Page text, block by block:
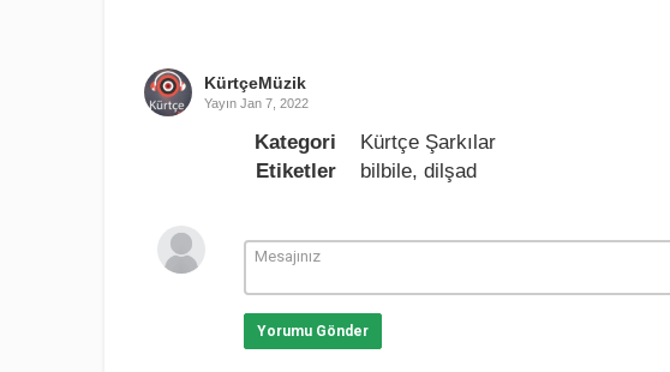
KürtçeMüzik
Yayın Jan 7, 2022
Kategori
Kürtçe Şarkılar
Etiketler
bilbile, dilşad
Yorumu Gönder